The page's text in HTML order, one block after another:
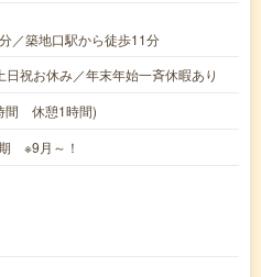
／築地口駅から徒歩11分
祝お休み／年末年始一斉休暇あり
間 休憩1時間)
※9月～！